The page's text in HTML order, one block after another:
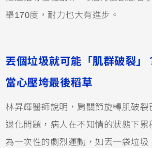
舉170度，耐力也大有進步。
丟個垃圾就可能「肌群破裂」
當心壓垮最後稻草
林昇輝醫師說明，肩關節旋轉肌破裂
退化問題，病人在不知情的狀態下累
為一次性的劇烈運動，如丟一袋垃圾